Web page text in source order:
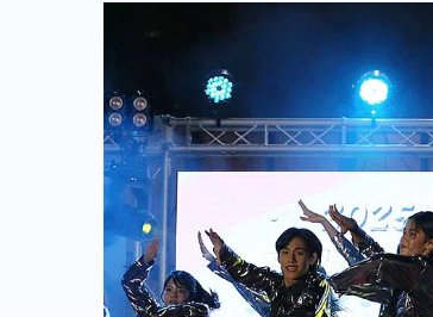
o
o
k
e
p
y
Li
n
k